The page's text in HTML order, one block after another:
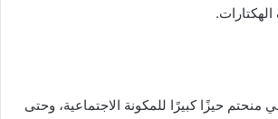
منحتم حيزًا كبيرًا للمكونة الاجتماعية، وحتى